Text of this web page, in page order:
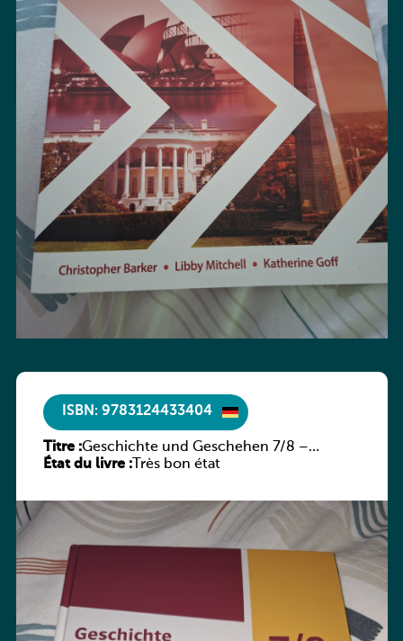
ISBN: 9783124433404
Titre :Geschichte und Geschehen 7/8 –
Rheinland-Pfalz
État du livre :Très bon état